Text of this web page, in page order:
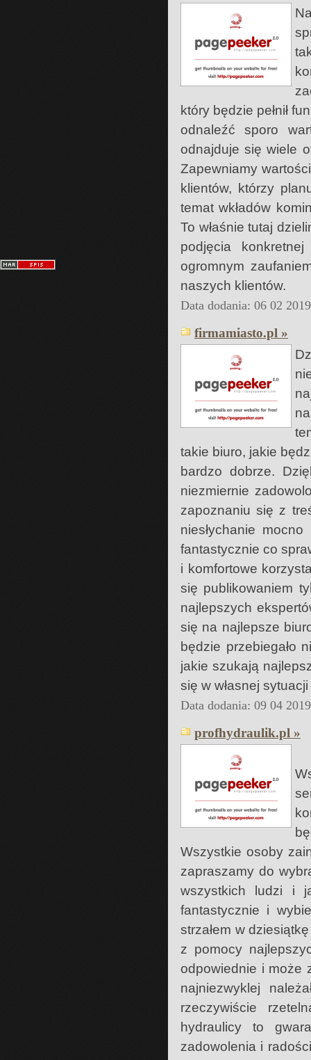
który będzie pełnił
odnaleźć sporo
odnajduje się wiele
Zapewniamy
klientów, którzy
temat wkładów
To właśnie tutaj
podjęcia
ogromnym
naszych klientów.
Data dodania: 06 02
firmamiasto.pl »
takie biuro, jakie
bardzo dobrze.
niezmiernie
zapoznaniu się z
niesłychanie
fantastycznie co
i komfortowe
się publikowaniem
najlepszych
się na najlepsze
będzie przebiegało
jakie szukają
się w własnej
Data dodania: 09 04
profhydraulik.pl »
Wszystkie osoby
zapraszamy do
wszystkich ludzi i
fantastycznie i
strzałem w
z pomocy
odpowiednie i może
najniezwyklej
rzeczywiście
hydraulicy to
zadowolenia i